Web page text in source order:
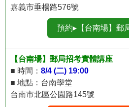
嘉義市垂楊路576號
預約▸【台南場】郵
【台南場】郵局招考實體講座
■ 時間：8/4 (二) 19:00
■ 地點：台南學堂
台南市北區公園路145號